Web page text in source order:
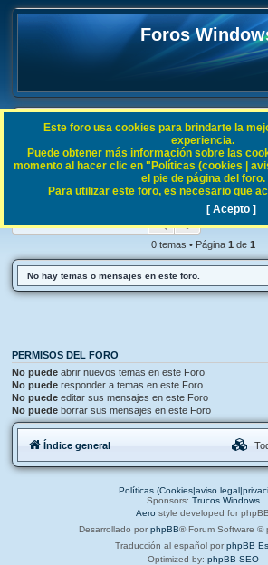
Foros
FAQ
Índice general Procesos Windows
Procesos Windows
BuscarBúsqueda
0 temas • Página 1 de 1
No hay temas o mensajes en este foro.
PERMISOS DEL FORO
No puede abrir nuevos temas en este Foro
No puede responder a temas en este Foro
No puede editar sus mensajes en este Foro
No puede borrar sus mensajes en este Foro
Este foro usa cookies para brindarte la
experiencia.
Puede obtener más información sobre las
momento al hacer clic en "Políticas (cookies |
el pie de página del foro.
Para utilizar este foro, es necesario que
[ Acepto ]
Índice general
Políticas (Cookies|aviso
Sponsors: Trucos Windows
Aero style developed for phpBB
Desarrollado por phpBB® Forum Software ©
Traducción al español por phpBB
Optimized by: phpBB SEO